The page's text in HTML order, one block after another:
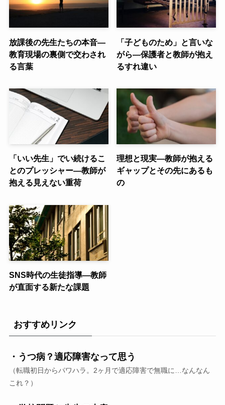
放課後の先生たちの本音—
教育現場の裏側で交わされ
る言葉
「子どものため」と言いな
がら—保護者と教師が抱え
るすれ違い
「いい先生」でい続けるこ
とのプレッシャー—教師が
抱える見えない重荷
理想と現実—教師が抱える
ギャップとその先にあるも
の
SNS時代の生徒指導—教師
が直面する新たな課題
おすすめリンク
・うつ病？適応障害なって思う
（転職初日からパワハラ。2ヶ月で適応障害で無職に…なんなん
これ？）